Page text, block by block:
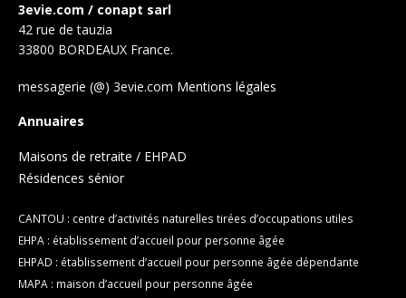
3evie.com / conapt sarl
42 rue de tauzia
33800 BORDEAUX France.
messagerie (@) 3evie.com Mentions légales
Annuaires
Maisons de retraite / EHPAD
Résidences sénior
CANTOU : centre d’activités naturelles tirées d’occupations utiles
EHPA : établissement d’accueil pour personne âgée
EHPAD : établissement d’accueil pour personne âgée dépendante
MAPA : maison d’accueil pour personne âgée